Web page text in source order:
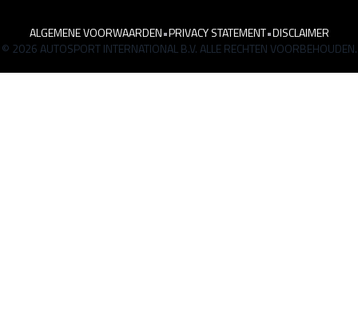
ALGEMENE VOORWAARDEN•PRIVACY STATEMENT•DISCLAIMER
© 2026 AUTOSPORT INTERNATIONAL B.V. ALLE RECHTEN VOORBEHOUDEN.